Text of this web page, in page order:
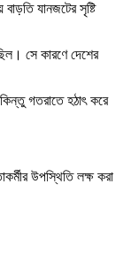
যানজটের সৃষ্টি
সে কারণে দেশের
গতরাতে হঠাৎ করে
উপস্থিতি লক্ষ করা